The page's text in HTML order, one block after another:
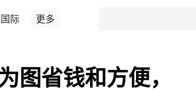
国际 更多
图省钱和方便，